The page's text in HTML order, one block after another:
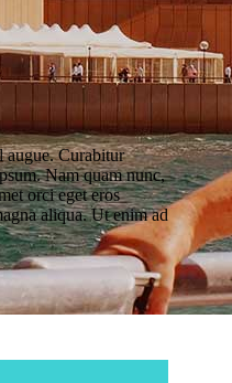
augue. Curabitur
Nam quam nunc,
orci eget eros
aliqua. Ut enim ad